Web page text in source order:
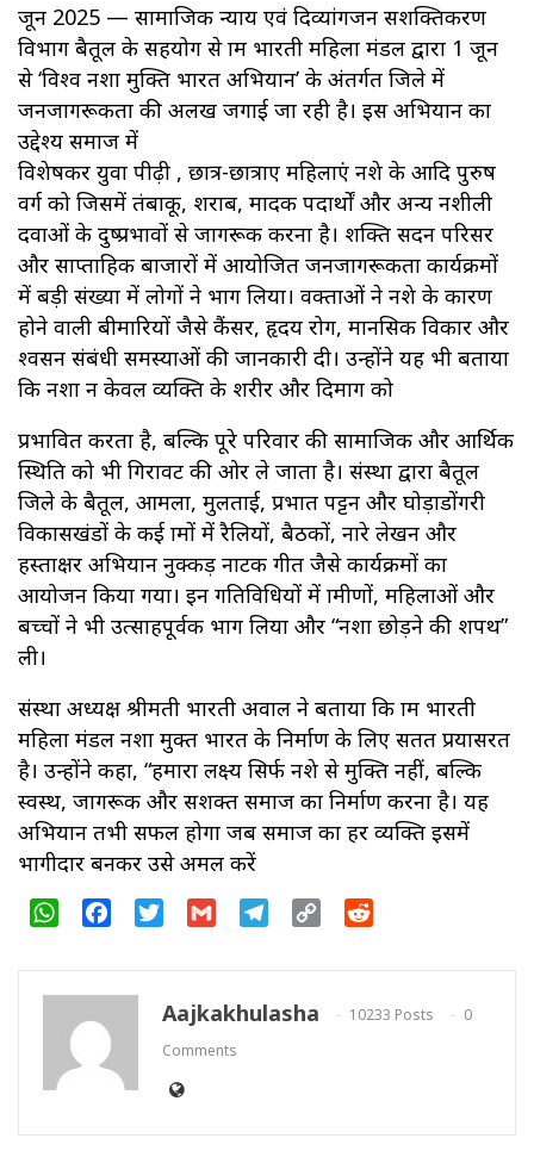
जून 2025 — सामाजिक न्याय एवं दिव्यांगजन सशक्तिकरण
विभाग बैतूल के सहयोग से ग्राम भारती महिला मंडल द्वारा 1 जून
से ‘विश्व नशा मुक्ति भारत अभियान’ के अंतर्गत जिले में
जनजागरूकता की अलख जगाई जा रही है। इस अभियान का
उद्देश्य समाज में
विशेषकर युवा पीढ़ी , छात्र-छात्राए महिलाएं नशे के आदि पुरुष
वर्ग को जिसमें तंबाकू, शराब, मादक पदार्थों और अन्य नशीली
दवाओं के दुष्प्रभावों से जागरूक करना है। शक्ति सदन परिसर
और साप्ताहिक बाजारों में आयोजित जनजागरूकता कार्यक्रमों
में बड़ी संख्या में लोगों ने भाग लिया। वक्ताओं ने नशे के कारण
होने वाली बीमारियों जैसे कैंसर, हृदय रोग, मानसिक विकार और
श्वसन संबंधी समस्याओं की जानकारी दी। उन्होंने यह भी बताया
कि नशा न केवल व्यक्ति के शरीर और दिमाग को
प्रभावित करता है, बल्कि पूरे परिवार की सामाजिक और आर्थिक
स्थिति को भी गिरावट की ओर ले जाता है। संस्था द्वारा बैतूल
जिले के बैतूल, आमला, मुलताई, प्रभात पट्टन और घोड़ाडोंगरी
विकासखंडों के कई ग्रामों में रैलियों, बैठकों, नारे लेखन और
हस्ताक्षर अभियान नुक्कड़ नाटक गीत जैसे कार्यक्रमों का
आयोजन किया गया। इन गतिविधियों में ग्रामीणों, महिलाओं और
बच्चों ने भी उत्साहपूर्वक भाग लिया और “नशा छोड़ने की शपथ”
ली।
संस्था अध्यक्ष श्रीमती भारती अग्रवाल ने बताया कि ग्राम भारती
महिला मंडल नशा मुक्त भारत के निर्माण के लिए सतत प्रयासरत
है। उन्होंने कहा, “हमारा लक्ष्य सिर्फ नशे से मुक्ति नहीं, बल्कि
स्वस्थ, जागरूक और सशक्त समाज का निर्माण करना है। यह
अभियान तभी सफल होगा जब समाज का हर व्यक्ति इसमें
भागीदार बनकर उसे अमल करें
WhatsAppFacebookTwitter Gmail Telegram
Copy
Aajkakhulasha 10233 Posts
0
Comments